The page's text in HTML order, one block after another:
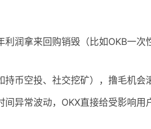
润拿来回购销毁（比如OKB一次
币空投、社交挖矿），撸毛机会
异常波动，OKX直接给受影响用